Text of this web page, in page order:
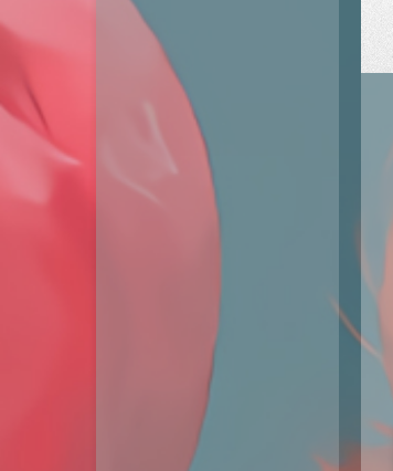
动态
微淘云网络
Xiongan图床
若海技术博客
KKgithub